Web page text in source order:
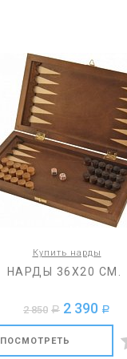
Купить нарды
НАРДЫ 36Х20 СМ.
2 850 a 2 390 a
ПОСМОТРЕТЬ